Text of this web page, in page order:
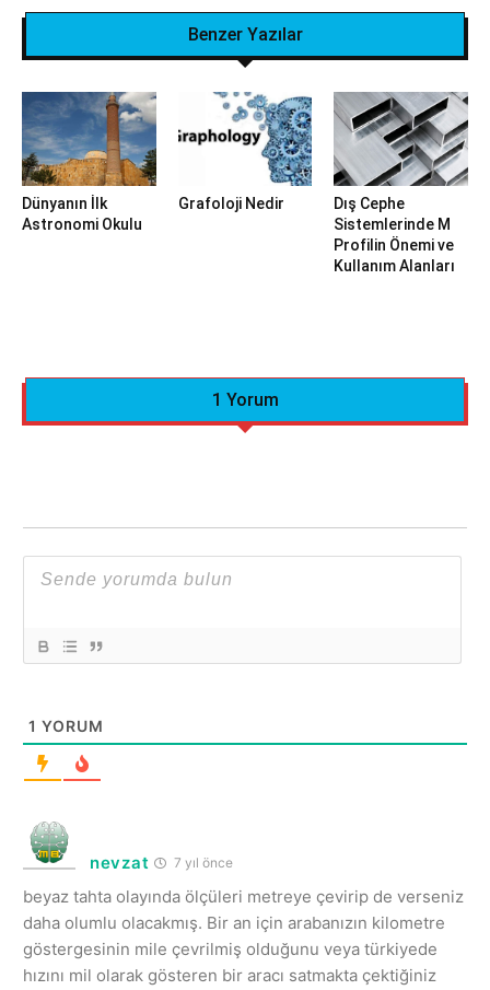
Benzer Yazılar
Dünyanın İlk
Astronomi Okulu
Grafoloji Nedir
Dış Cephe
Sistemlerinde M
Profilin Önemi ve
Kullanım Alanları
1 Yorum
1 YORUM
nevzat 7 yıl önce
beyaz tahta olayında ölçüleri metreye çevirip de verseniz
daha olumlu olacakmış. Bir an için arabanızın kilometre
göstergesinin mile çevrilmiş olduğunu veya türkiyede
hızını mil olarak gösteren bir aracı satmakta çektiğiniz